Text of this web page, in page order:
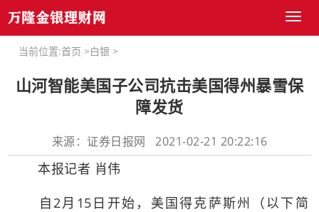
Toggle
当前位置:首页 >白银 >
山河智能美国子公司抗击美国得州暴雪保
障发货
来源：证券日报网 2021-02-21 20:22:16
本报记者 肖伟
自2月15日开始，美国得克萨斯州（以下简